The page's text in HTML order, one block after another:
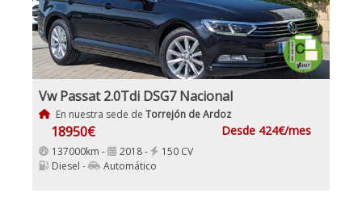
Vw Passat 2.0Tdi DSG7 Nacional
En nuestra sede de Torrejón de Ardoz
18950€ Desde 424€/mes
137000km - 2018 -
150 CV
Diesel -
Automático